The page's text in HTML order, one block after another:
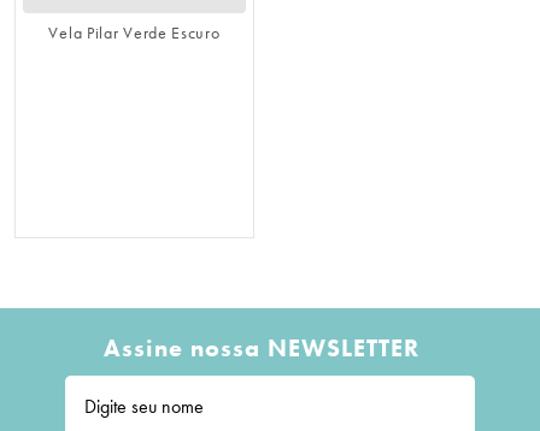
Vela Pilar Verde Escuro
Assine nossa NEWSLETTER